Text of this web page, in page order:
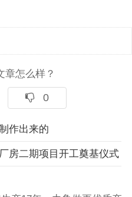
章怎么样？
0
作出来的
房二期项目开工奠基仪式